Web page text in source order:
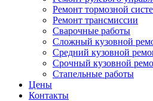
Ремонт тормозной
Ремонт трансмиссии
Сварочные работы
Сложный кузовной
Средний кузовной
Срочный кузовной
Стапельные работы
Цены
Контакты